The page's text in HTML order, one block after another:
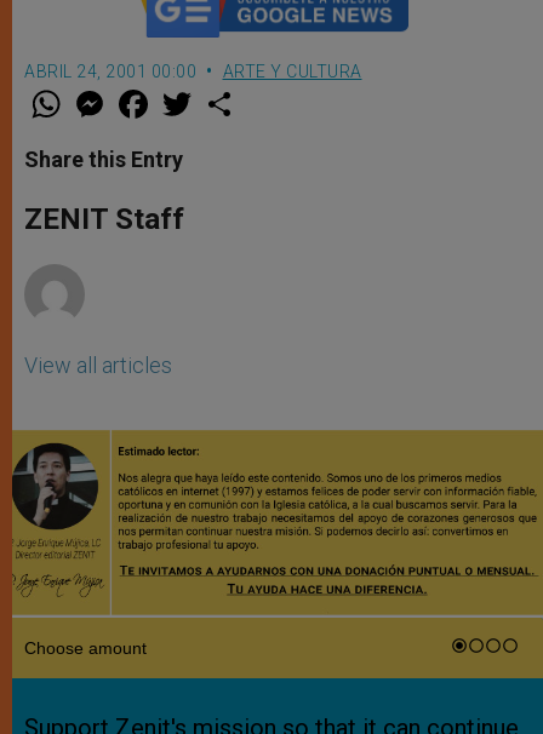
ABRIL 24, 2001 00:00 ARTE Y CULTURA
W
t
s
p
p
M
e
s
e
g
e
F
a
e
b
o
k
w
Share this Entry
ZENIT Staff
View all articles